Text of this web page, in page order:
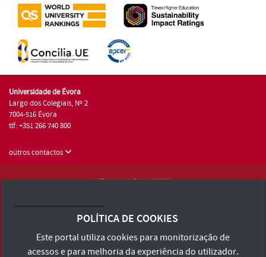
Universidade de Évora
Largo dos Colegiais, Nº 2
7004-516 Évora
tlf: +351 266 740 800
outros contactos
Consulte os Termos e Condições e Política de Privacidade
Declaração de Acessibilidade
POLÍTICA DE COOKIES
Este portal utiliza cookies para monitorização de
acessos e para melhoria da experiência do utilizador.